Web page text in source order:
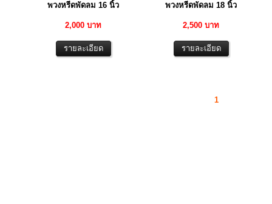
พวงหรีดพัดลม 16 นิ้ว
2,000 บาท
พวงหรีดพัดลม 18 นิ้ว
2,500 บาท
1